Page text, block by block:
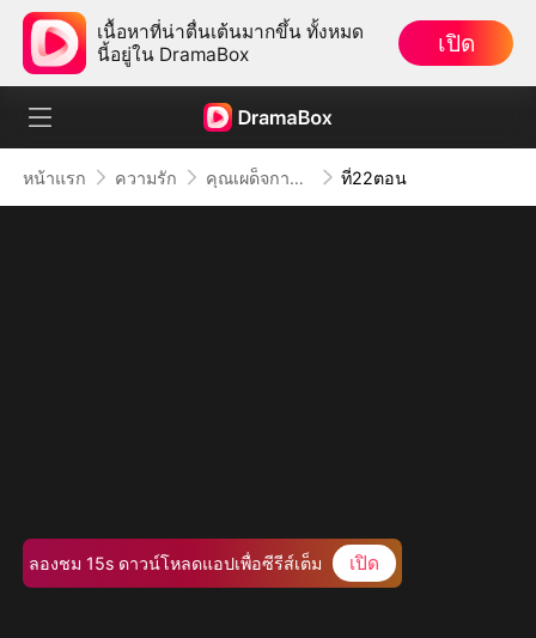
เนื้อหาที่น่าตื่นเต้นมากขึ้น ทั้งหมด
นี้อยู่ใน DramaBox
เปิด
หน้าแรก ความรัก คุณเผด็จการจอมซาดิสม์ ที่22ตอน
ลองชม 15s ดาวน์โหลดแอปเพื่อซีรีส์เต็ม เปิด